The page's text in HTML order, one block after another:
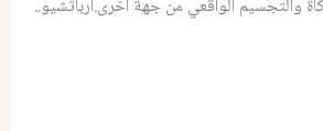
والتجسيم الواقعي من جهة أخرى.ارباتشيو..